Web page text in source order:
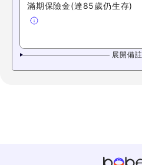
滿期保險金(達85歲仍生存)
展開備註